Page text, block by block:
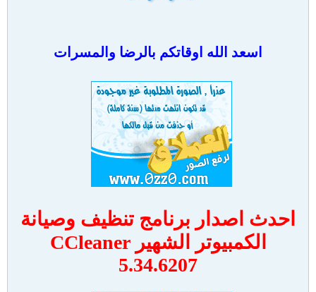
اسعد الله اوقاتكم بالرضا والمسرات
احدث اصدار برنامج تنظيف وصيانة
الكمبيوتر الشهير CCleaner
5.34.6207